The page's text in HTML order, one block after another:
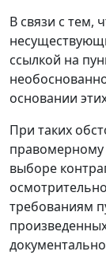
В связи с тем,
ссылкой на
основании
При таких
правомерному
выборе
требованиям